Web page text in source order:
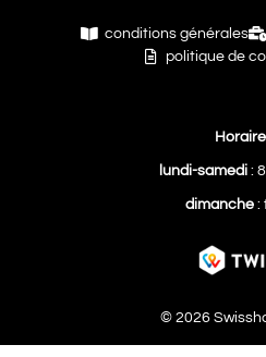
conditions générales
politique de
lundi-samedi:
dimanche:
© 2026